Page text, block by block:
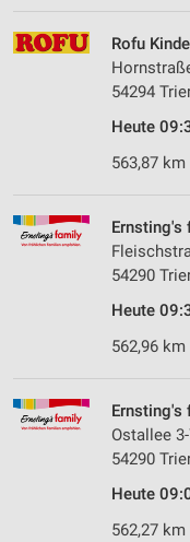
Rofu
54294
Heute
563,87
Ernsting's
54290
Heute
562,96 km
Ernsting's
Ostallee
54290
Heute
562,27 km